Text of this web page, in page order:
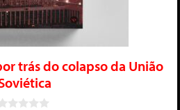
trás do colapso da União